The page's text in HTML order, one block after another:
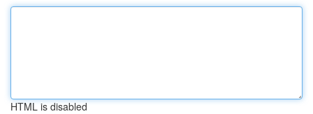
HTML is disabled